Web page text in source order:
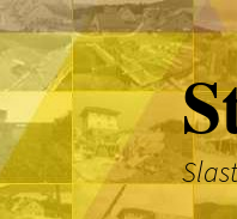
Přejít
k
obsahu
webu